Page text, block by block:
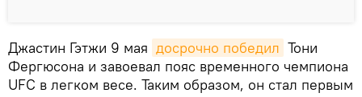
Джастин Гэтжи 9 мая досрочно победил Тони
Фергюсона и завоевал пояс временного чемпиона
UFC в легком весе. Таким образом, он стал первым